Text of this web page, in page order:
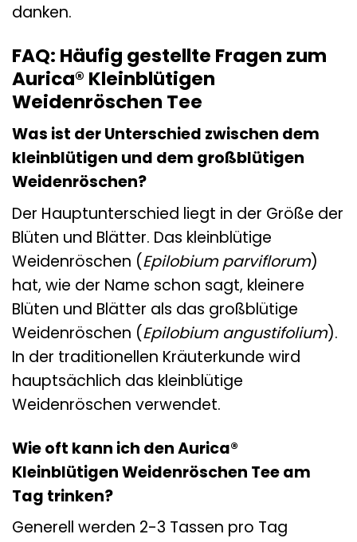
danken.
FAQ: Häufig gestellte Fragen zum
Aurica® Kleinblütigen
Weidenröschen Tee
Was ist der Unterschied zwischen dem
kleinblütigen und dem großblütigen
Weidenröschen?
Der Hauptunterschied liegt in der Größe der
Blüten und Blätter. Das kleinblütige
Weidenröschen (Epilobium parviflorum)
hat, wie der Name schon sagt, kleinere
Blüten und Blätter als das großblütige
Weidenröschen (Epilobium angustifolium).
In der traditionellen Kräuterkunde wird
hauptsächlich das kleinblütige
Weidenröschen verwendet.
Wie oft kann ich den Aurica®
Kleinblütigen Weidenröschen Tee am
Tag trinken?
Generell werden 2-3 Tassen pro Tag